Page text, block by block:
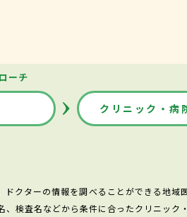
ーチ
クリニック・病
クターの情報を調べることができる地域
検査名などから条件に合ったクリニック